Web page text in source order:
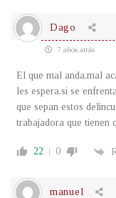
Dago
7 años atrás
El que mal anda,mal
les espera,si se
que sepan estos
trabajadora que tienen
22 0
manuel